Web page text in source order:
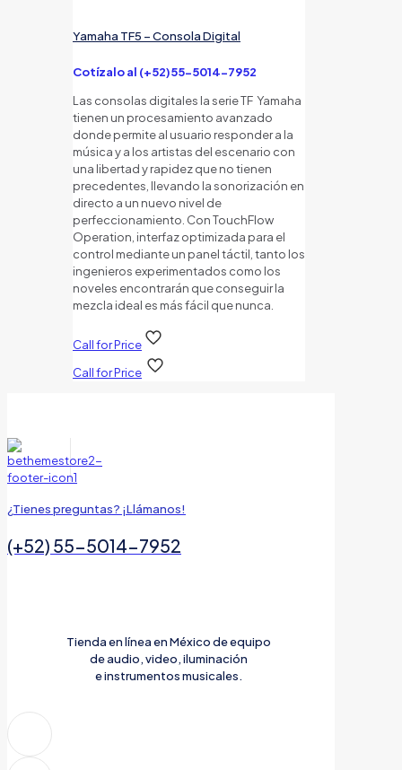
Yamaha TF5 – Consola Digital
Cotízalo al (+52)55-5014-7952
Las consolas digitales la serie TF Yamaha
tienen un procesamiento avanzado
donde permite al usuario responder a la
música y a los artistas del escenario con
una libertad y rapidez que no tienen
precedentes, llevando la sonorización en
directo a un nuevo nivel de
perfeccionamiento. Con TouchFlow
Operation, interfaz optimizada para el
control mediante un panel táctil, tanto los
ingenieros experimentados como los
noveles encontrarán que conseguir la
mezcla ideal es más fácil que nunca.
Call for Price
Call for Price
¿Tienes preguntas? ¡Llámanos!
(+52) 55-5014-7952
Tienda en línea en México de equipo
de audio, video, iluminación
e instrumentos musicales.